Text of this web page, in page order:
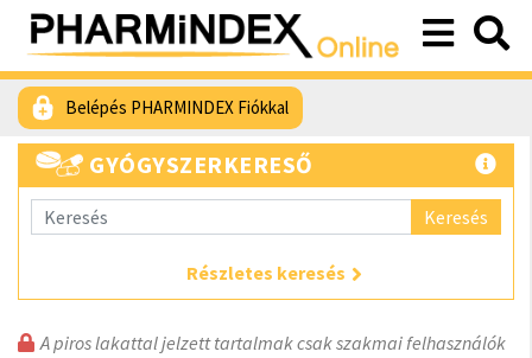
Belépés PHARMINDEX Fiókkal
GYÓGYSZERKERESŐ
Keresés
Részletes keresés
A piros lakattal jelzett tartalmak csak szakmai felhasználók